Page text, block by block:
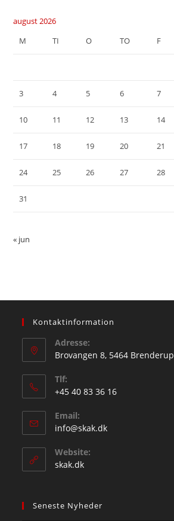
august 2026
M
TI O TO F
3 4 5 6 7
10 11 12 13 14
17 18 19 20 21
24 25 26 27 28
31
« jun
Kontaktinformation
Adresse:
Brovangen 8, 5464 Brenderup
Tlf:
+45 40 83 36 16
your
application
Email:
info@skak.dkOpens
Website:
skak.dk
Seneste Nyheder